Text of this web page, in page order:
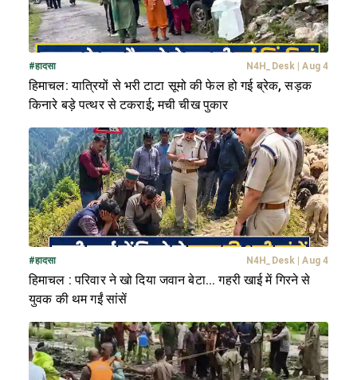
#हादसा N4H_Desk Aug 4
हिमाचल: यात्रियों से भरी टाटा सूमो की फेल हो गई ब्रेक, सड़क
किनारे बड़े पत्थर से टकराई; मची चीख पुकार
#हादसा N4H_Desk Aug 4
हिमाचल : परिवार ने खो दिया जवान बेटा... गहरी खाई में गिरने से
युवक की थम गईं सांसें